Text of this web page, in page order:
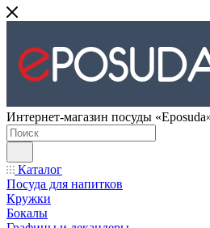
Интернет-магазин посуды
Каталог
Посуда для напитков
Кружки
Бокалы